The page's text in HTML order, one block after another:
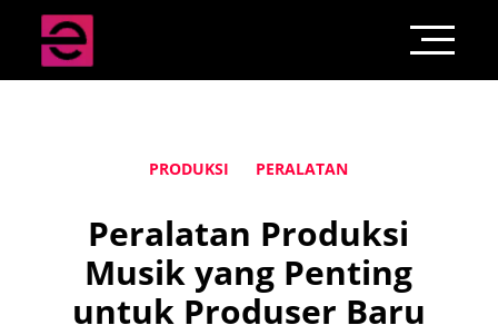
PRODUKSI PERALATAN
Peralatan Produksi
Musik yang Penting
untuk Produser Baru